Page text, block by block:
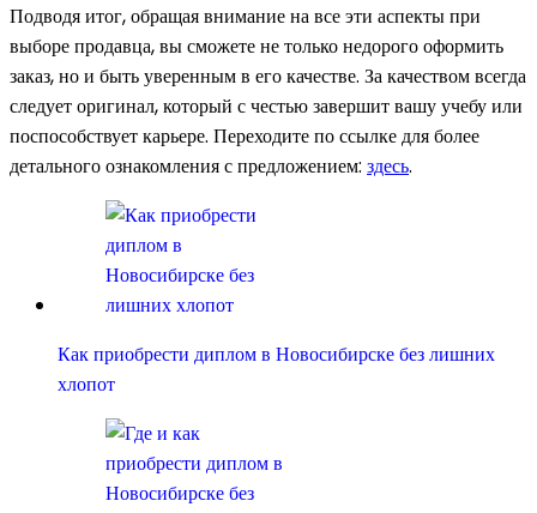
Подводя итог, обращая внимание на все эти аспекты при
выборе продавца, вы сможете не только недорого оформить
заказ, но и быть уверенным в его качестве. За качеством всегда
следует оригинал, который с честью завершит вашу учебу или
поспособствует карьере. Переходите по ссылке для более
детального ознакомления с предложением: здесь.
Как приобрести диплом в Новосибирске без лишних
хлопот